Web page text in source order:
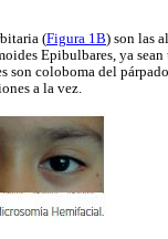
(Figura 1B) son las
Epibulbares, ya
son coloboma del
a la vez.